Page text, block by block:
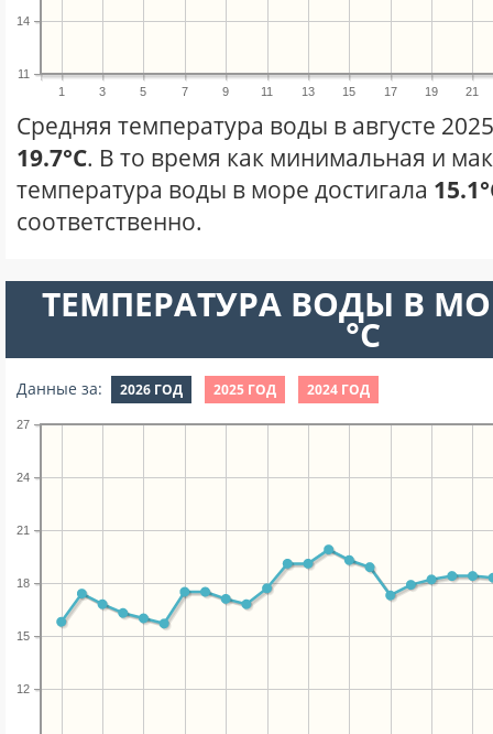
1 3 5 7 9 11 13 15 17 19 21
11
14
Средняя температура воды в августе
19.7°C. В то время как минимальная и
температура воды в море достигала
соответственно.
ТЕМПЕРАТУРА ВОДЫ В
°C
Данные за: 2026 ГОД 2025 ГОД 2024 ГОД
12
15
18
21
24
27